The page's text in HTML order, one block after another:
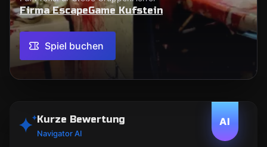
Firma EscapeGame Kufstein
Spiel buchen
AI
Kurze Bewertung
Navigator AI